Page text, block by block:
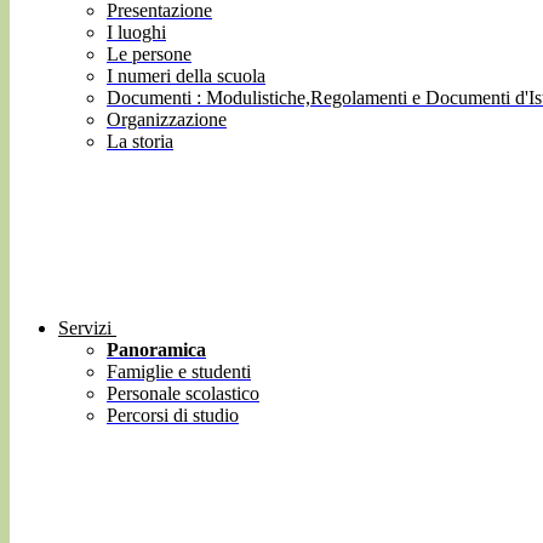
Presentazione
I luoghi
Le persone
I numeri della scuola
Documenti : Modulistiche,Regolamenti e Documenti
Organizzazione
La storia
Servizi
Panoramica
Famiglie e studenti
Personale scolastico
Percorsi di studio